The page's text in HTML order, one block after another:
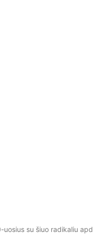
su šiuo radikaliu